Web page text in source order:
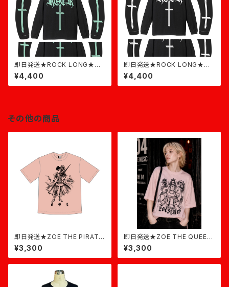
即日発送★ROCK LONG★黒
×ミント
¥4,400
即日発送★ROCK LONG★黒
×白
¥4,400
その他の商品
即日発送★ZOE THE PIRATE
T-shirt★ダスティピンク
¥3,300
即日発送★ZOE THE QUEEN
★ダスティピンク
¥3,300